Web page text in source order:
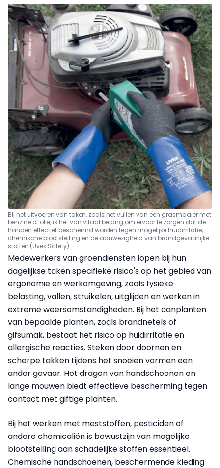
Bij het uitvoeren van taken, zoals het vullen van een grasmaaier met
benzine of olie, is het van vitaal belang om ervoor te zorgen dat de
handen effectief beschermd worden tegen mogelijke huidirritatie,
chemische blootstelling en de aanwezigheid van brandgevaarlijke
stoffen (Uvex Safety)
Medewerkers van groendiensten lopen bij hun
dagelijkse taken specifieke risico's op het gebied van
ergonomie en werkomgeving, zoals fysieke
belasting, vallen, struikelen, uitglijden en werken in
extreme weersomstandigheden. Bij het aanplanten
van bepaalde planten, zoals brandnetels of
gifsumak, bestaat het risico op huidirritatie en
allergische reacties. Steken door doornen en
scherpe takken tijdens het snoeien vormen een
ander gevaar. Het dragen van handschoenen en
lange mouwen biedt effectieve bescherming tegen
contact met giftige planten.
Bij het werken met meststoffen, pesticiden of
andere chemicaliën is bewustzijn van mogelijke
blootstelling aan schadelijke stoffen essentieel.
Chemische handschoenen, beschermende kleding